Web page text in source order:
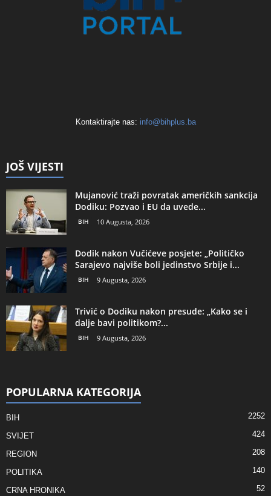
Kontaktirajte nas: info@bihplus.ba
JOŠ VIJESTI
Mujanović traži povratak američkih sankcija
Dodiku: Pozvao i EU da uvede...
BIH 10 Augusta, 2026
Dodik nakon Vučićeve posjete: „Političko
Sarajevo najviše boli jedinstvo Srbije i...
BIH 9 Augusta, 2026
Trivić o Dodiku nakon presude: „Kako se i
dalje bavi politikom?...
BIH 9 Augusta, 2026
POPULARNA KATEGORIJA
BIH 2252
SVIJET 424
REGION 208
POLITIKA 140
CRNA HRONIKA 52